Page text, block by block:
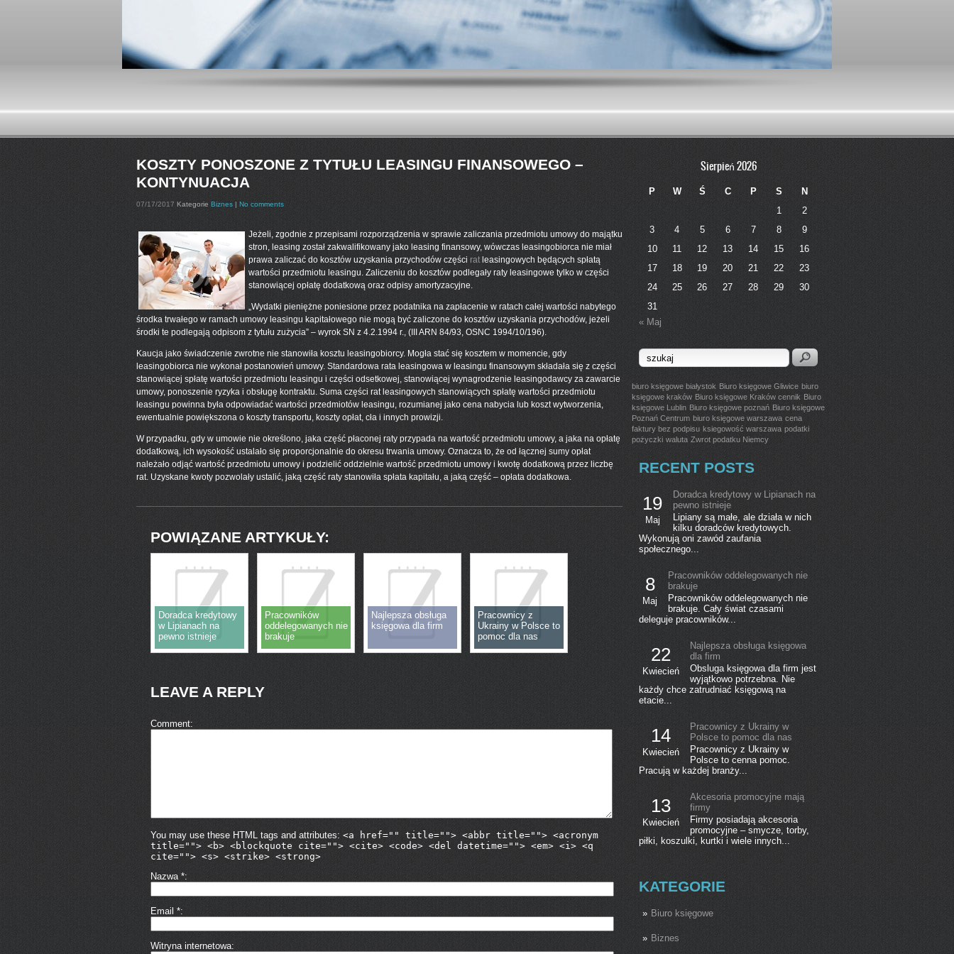
Sierpień 2026
P W Ś C P S
N
1
2
3
4 5 6 7 8
9
10
11 12 13 14 15
16
17
18 19 20 21 22
23
24
25 26 27 28 29
30
31
« Maj
biuro księgowe białystok Biuro księgowe Gliwice biuro
księgowe kraków Biuro księgowe Kraków cennik Biuro
księgowe Lublin Biuro księgowe poznań Biuro księgowe
Poznań Centrum biuro księgowe warszawa cena
faktury bez podpisu ksiegowość warszawa podatki
pożyczki waluta Zwrot podatku Niemcy
RECENT POSTS
19
Maj
Doradca kredytowy w Lipianach na
pewno istnieje
Lipiany są małe, ale działa w nich
kilku doradców kredytowych.
Wykonują oni zawód zaufania
społecznego...
8
Maj
Pracowników oddelegowanych nie
brakuje
Pracowników oddelegowanych nie
brakuje. Cały świat czasami
deleguje pracowników...
22
Kwiecień
Najlepsza obsługa księgowa
dla firm
Obsluga księgowa dla firm jest
wyjątkowo potrzebna. Nie
każdy chce zatrudniać księgową na
etacie...
14
Kwiecień
Pracownicy z Ukrainy w
Polsce to pomoc dla nas
Pracownicy z Ukrainy w
Polsce to cenna pomoc.
Pracują w każdej branży...
13
Kwiecień
Akcesoria promocyjne mają
firmy
Firmy posiadają akcesoria
promocyjne – smycze, torby,
piłki, koszulki, kurtki i wiele innych...
KATEGORIE
Biuro księgowe
Biznes
KOSZTY PONOSZONE Z TYTUŁU LEASINGU FINANSOWEGO –
KONTYNUACJA
07/17/2017 Kategorie Biznes | No comments
Jeżeli, zgodnie z przepisami rozporządzenia w sprawie zaliczania przedmiotu umowy do majątku
stron, leasing został zakwalifikowany jako leasing finansowy, wówczas leasingobiorca nie miał
prawa zaliczać do kosztów uzyskania przychodów części ratleasingowych będących spłatą
wartości przedmiotu leasingu. Zaliczeniu do kosztów podlegały raty leasingowe tylko w części
stanowiącej opłatę dodatkową oraz odpisy amortyzacyjne.
„Wydatki pieniężne poniesione przez podatnika na zapłacenie w ratach całej wartości nabytego
środka trwałego w ramach umowy leasingu kapitałowego nie mogą być zaliczone do kosztów uzyskania przychodów, jeżeli
środki te podlegają odpisom z tytułu zużycia” – wyrok SN z 4.2.1994 r., (III ARN 84/93, OSNC 1994/10/196).
Kaucja jako świadczenie zwrotne nie stanowiła kosztu leasingobiorcy. Mogła stać się kosztem w momencie, gdy
leasingobiorca nie wykonał postanowień umowy. Standardowa rata leasingowa w leasingu finansowym składała się z części
stanowiącej spłatę wartości przedmiotu leasingu i części odsetkowej, stanowiącej wynagrodzenie leasingodawcy za zawarcie
umowy, ponoszenie ryzyka i obsługę kontraktu. Suma części rat leasingowych stanowiących spłatę wartości przedmiotu
leasingu powinna była odpowiadać wartości przedmiotów leasingu, rozumianej jako cena nabycia lub koszt wytworzenia,
ewentualnie powiększona o koszty transportu, koszty opłat, cła i innych prowizji.
W przypadku, gdy w umowie nie określono, jaka część płaconej raty przypada na wartość przedmiotu umowy, a jaka na opłatę
dodatkową, ich wysokość ustalało się proporcjonalnie do okresu trwania umowy. Oznacza to, że od łącznej sumy opłat
należało odjąć wartość przedmiotu umowy i podzielić oddzielnie wartość przedmiotu umowy i kwotę dodatkową przez liczbę
rat. Uzyskane kwoty pozwolały ustalić, jaką część raty stanowiła spłata kapitału, a jaką część – opłata dodatkowa.
POWIĄZANE ARTYKUŁY:
Doradca kredytowy
w Lipianach na
pewno istnieje
Pracowników
oddelegowanych nie
brakuje
Najlepsza obsługa
księgowa dla firm
Pracownicy z
Ukrainy w Polsce to
pomoc dla nas
LEAVE A REPLY
Comment
You may use these HTML tags and attributes: <a href="" title=""> <abbr title=""> <acronym
title=""> <b> <blockquote cite=""> <cite> <code> <del datetime=""> <em> <i> <q
cite=""> <s> <strike> <strong>
Nazwa *
Email *
Witryna internetowa